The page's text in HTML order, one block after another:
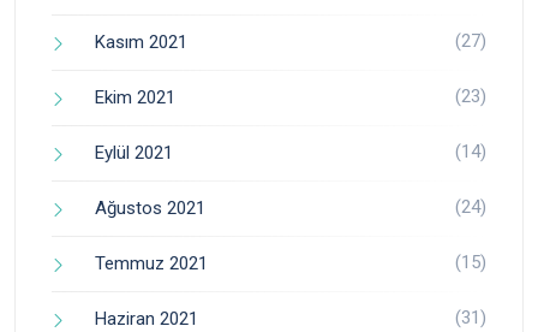
Kasım 2021 (27)
Ekim 2021 (23)
Eylül 2021 (14)
Ağustos 2021 (24)
Temmuz 2021 (15)
Haziran 2021 (31)